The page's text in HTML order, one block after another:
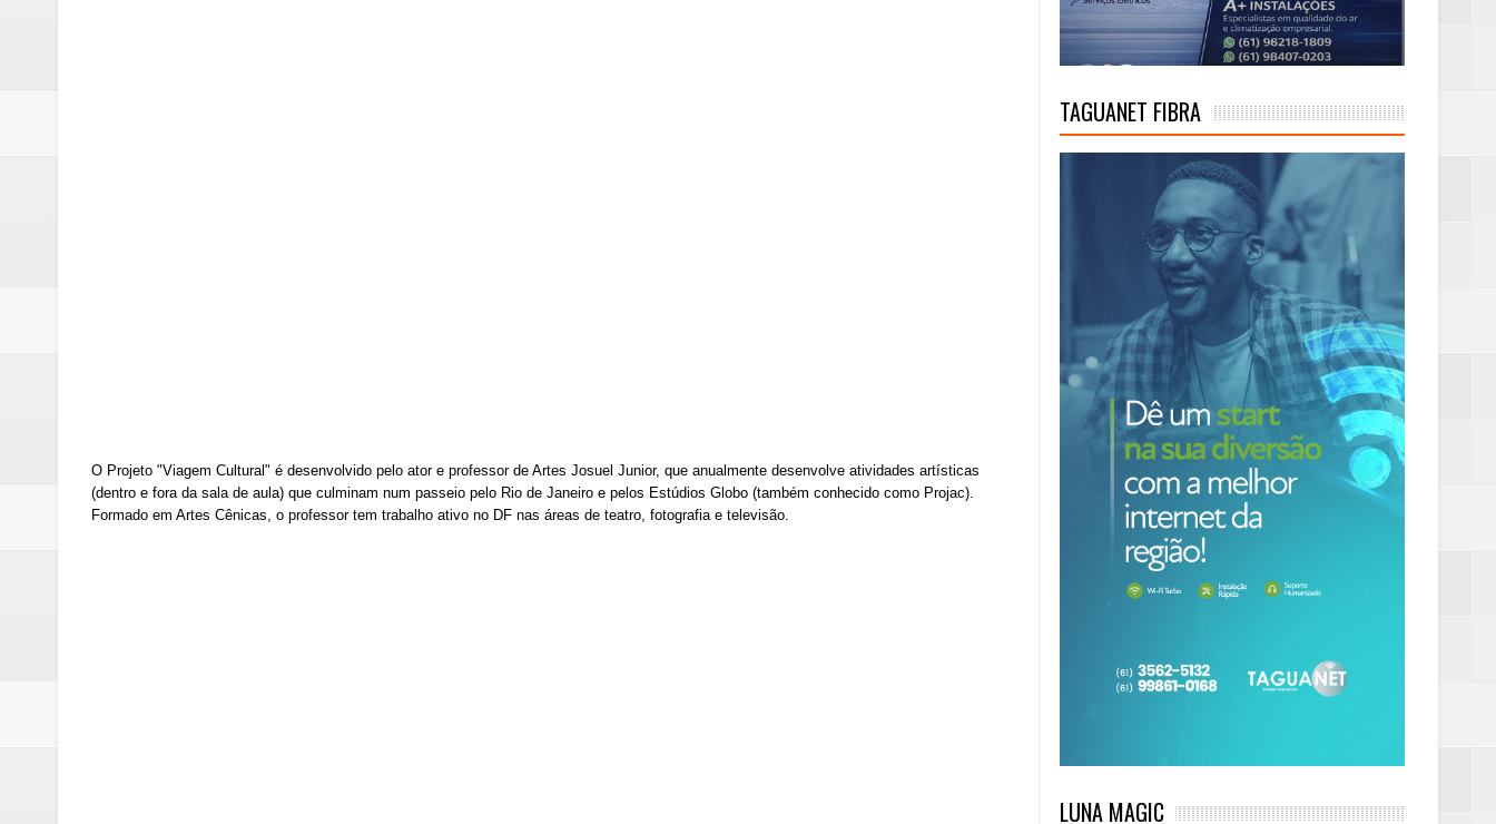
O Projeto "Viagem Cultural" é desenvolvido pelo ator e professor de Artes Josuel Junior, que anualmente desenvolve atividades artísticas
(dentro e fora da sala de aula) que culminam num passeio pelo Rio de Janeiro e pelos Estúdios Globo (também conhecido como Projac).
Formado em Artes Cênicas, o professor tem trabalho ativo no DF nas áreas de teatro, fotografia e televisão.
TAGUANET FIBRA
LUNA MAGIC